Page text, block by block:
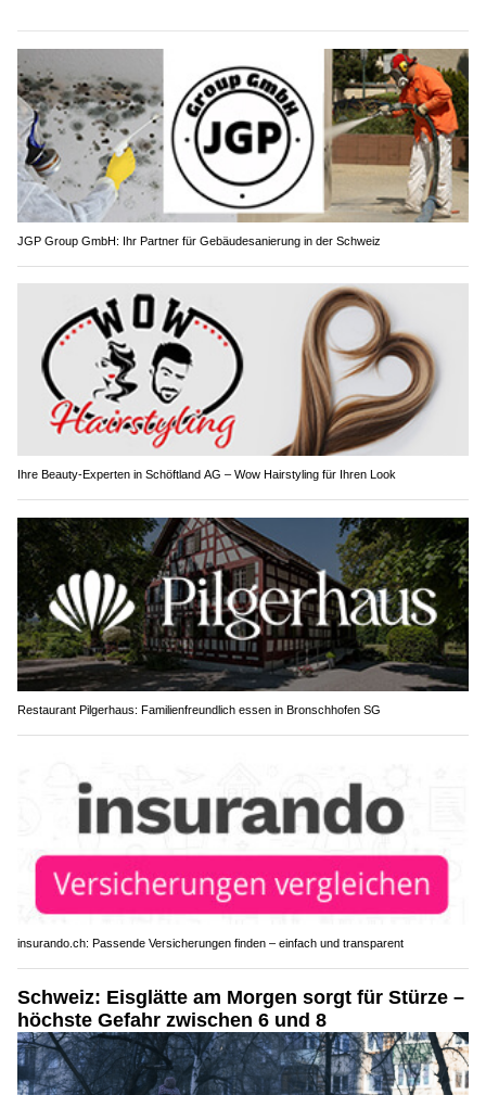
JGP Group GmbH: Ihr Partner für Gebäudesanierung in der Schweiz
Ihre Beauty-Experten in Schöftland AG – Wow Hairstyling für Ihren Look
Restaurant Pilgerhaus: Familienfreundlich essen in Bronschhofen SG
insurando.ch: Passende Versicherungen finden – einfach und transparent
Schweiz: Eisglätte am Morgen sorgt für Stürze –
höchste Gefahr zwischen 6 und 8